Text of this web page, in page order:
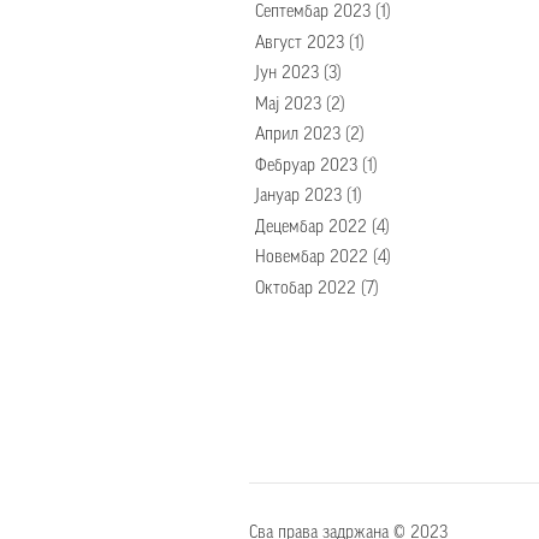
Септембар 2023 (1)
Август 2023 (1)
Јун 2023 (3)
Мај 2023 (2)
Април 2023 (2)
Фебруар 2023 (1)
Јануар 2023 (1)
Децембар 2022 (4)
Новембар 2022 (4)
Октобар 2022 (7)
Сва права задржана © 2023